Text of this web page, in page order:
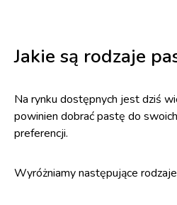
Jakie są rodzaje
Na rynku dostępnych jest dziś
powinien dobrać pastę do
preferencji.
Wyróżniamy następujące